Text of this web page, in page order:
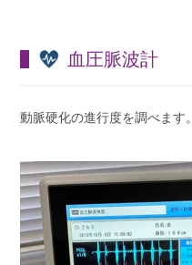
血圧脈波計
動脈硬化の進行度を調べます。